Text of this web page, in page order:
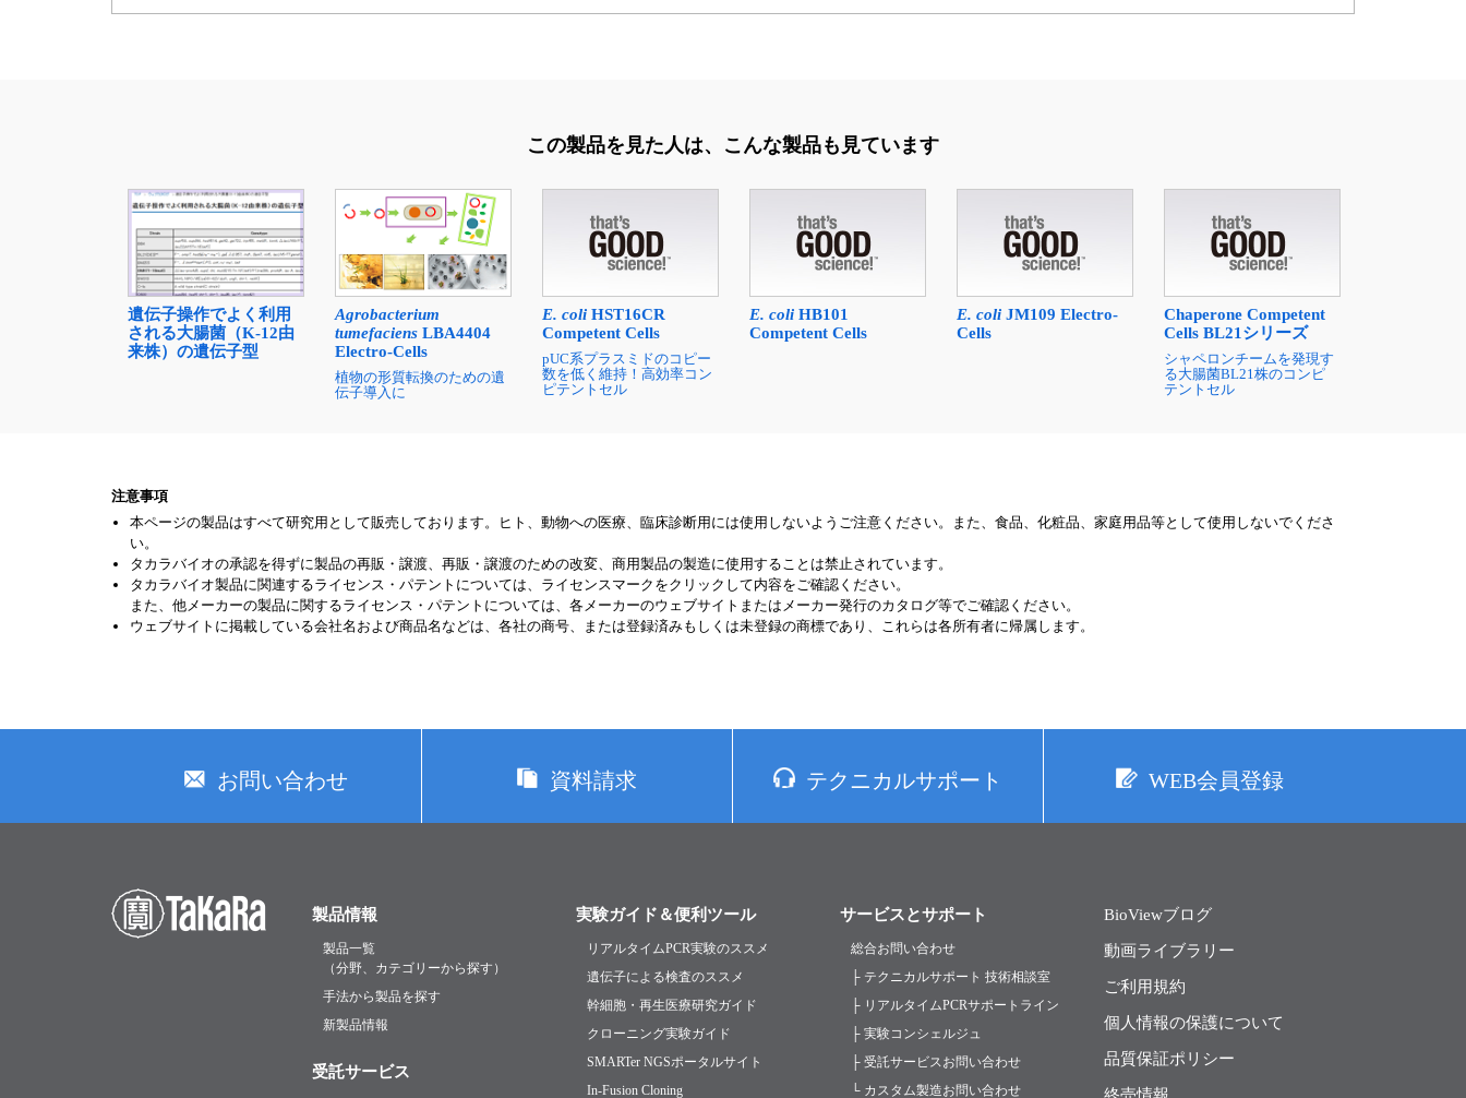
この製品を見た人は、 こんな製品も見ています
遺伝子操作でよく利用
される大腸菌（K-12由
来株）の遺伝子型
Agrobacterium
tumefaciens LBA4404
Electro-Cells
植物の形質転換のための遺
伝子導入に
E. coli HST16CR
Competent Cells
pUC系プラスミドのコピー
数を低く維持！高効率コン
ピテントセル
E. coli HB101
Competent Cells
E. coli JM109 Electro-
Cells
Chaperone Competent
Cells BL21シリーズ
シャペロンチームを発現す
る大腸菌BL21株のコンピ
テントセル
注意事項
本ページの製品はすべて研究用として販売しております。ヒト、動物への医療、臨床診断用には使用しないようご注意ください。また、食品、化粧品、家庭用品等として使用しないでくださ
い。
タカラバイオの承認を得ずに製品の再販・譲渡、再販・譲渡のための改変、商用製品の製造に使用することは禁止されています。
タカラバイオ製品に関連するライセンス・パテントについては、ライセンスマークをクリックして内容をご確認ください。
また、他メーカーの製品に関するライセンス・パテントについては、各メーカーのウェブサイトまたはメーカー発行のカタログ等でご確認ください。
ウェブサイトに掲載している会社名および商品名などは、各社の商号、または登録済みもしくは未登録の商標であり、これらは各所有者に帰属します。
お問い合わせ 資料請求 テクニカルサポート WEB会員登録
製品情報
製品一覧
（分野、カテゴリーから探す）
手法から製品を探す
新製品情報
受託サービス
実験ガイド＆便利ツール
リアルタイムPCR実験のススメ
遺伝子による検査のススメ
幹細胞・再生医療研究ガイド
クローニング実験ガイド
SMARTer NGSポータルサイト
In-Fusion Cloning
サービスとサポート
総合お問い合わせ
├ テクニカルサポート 技術相談室
├ リアルタイムPCRサポートライン
├ 実験コンシェルジュ
├ 受託サービスお問い合わせ
└ カスタム製造お問い合わせ
BioViewブログ
動画ライブラリー
ご利用規約
個人情報の保護について
品質保証ポリシー